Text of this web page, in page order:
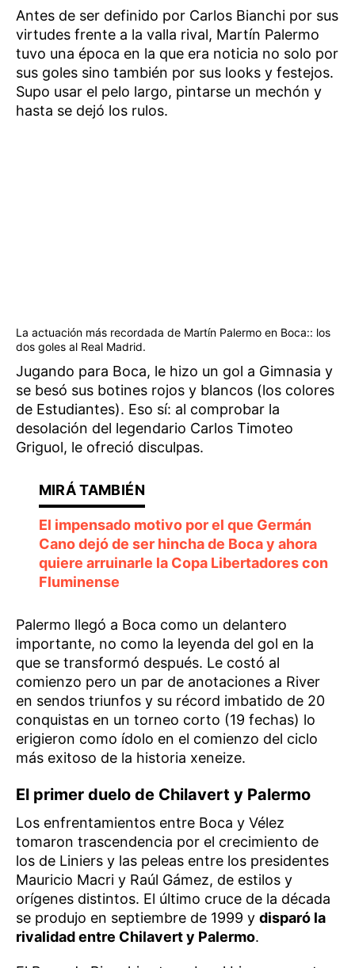
Antes de ser definido por Carlos Bianchi por sus
virtudes frente a la valla rival, Martín Palermo
tuvo una época en la que era noticia no solo por
sus goles sino también por sus looks y festejos.
Supo usar el pelo largo, pintarse un mechón y
hasta se dejó los rulos.
La actuación más recordada de Martín Palermo en Boca:: los
dos goles al Real Madrid.
Jugando para Boca, le hizo un gol a Gimnasia y
se besó sus botines rojos y blancos (los colores
de Estudiantes). Eso sí: al comprobar la
desolación del legendario Carlos Timoteo
Griguol, le ofreció disculpas.
El impensado motivo por el que Germán
Cano dejó de ser hincha de Boca y ahora
quiere arruinarle la Copa Libertadores con
Fluminense
Palermo llegó a Boca como un delantero
importante, no como la leyenda del gol en la
que se transformó después. Le costó al
comienzo pero un par de anotaciones a River
en sendos triunfos y su récord imbatido de 20
conquistas en un torneo corto (19 fechas) lo
erigieron como ídolo en el comienzo del ciclo
más exitoso de la historia xeneize.
El primer duelo de Chilavert y Palermo
Los enfrentamientos entre Boca y Vélez
tomaron trascendencia por el crecimiento de
los de Liniers y las peleas entre los presidentes
Mauricio Macri y Raúl Gámez, de estilos y
orígenes distintos. El último cruce de la década
se produjo en septiembre de 1999 y disparó la
rivalidad entre Chilavert y Palermo.